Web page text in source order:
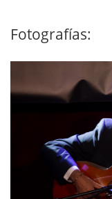
Fotografías: